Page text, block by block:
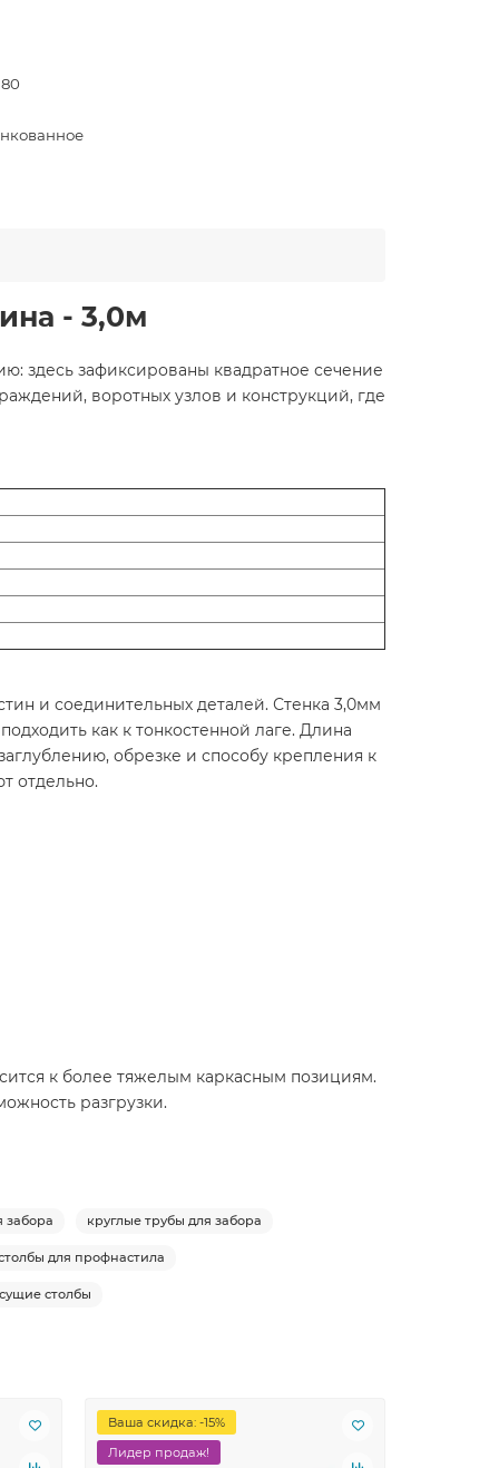
- 3,0м
здесь зафиксированы квадратное сечение
воротных узлов и конструкций, где
и соединительных деталей. Стенка 3,0мм
как к тонкостенной лаге. Длина
обрезке и способу крепления к
отдельно.
к более тяжелым каркасным позициям.
разгрузки.
забора круглые трубы для забора
для профнастила
столбы
Ваша скидка: -15%
Лидер продаж!